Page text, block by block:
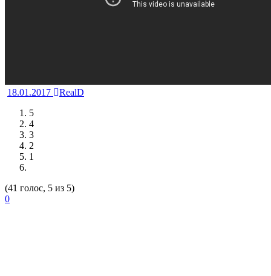
18.01.2017
RealD
5
4
3
2
1
(41 голос, 5 из 5)
0